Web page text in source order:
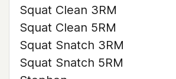
Squat Clean 3RM
Squat Clean 5RM
Squat Snatch 3RM
Squat Snatch 5RM